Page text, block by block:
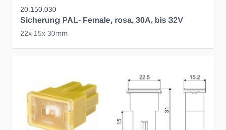
20.150.030
Sicherung PAL- Female, rosa, 30A, bis 32V
22x 15x 30mm